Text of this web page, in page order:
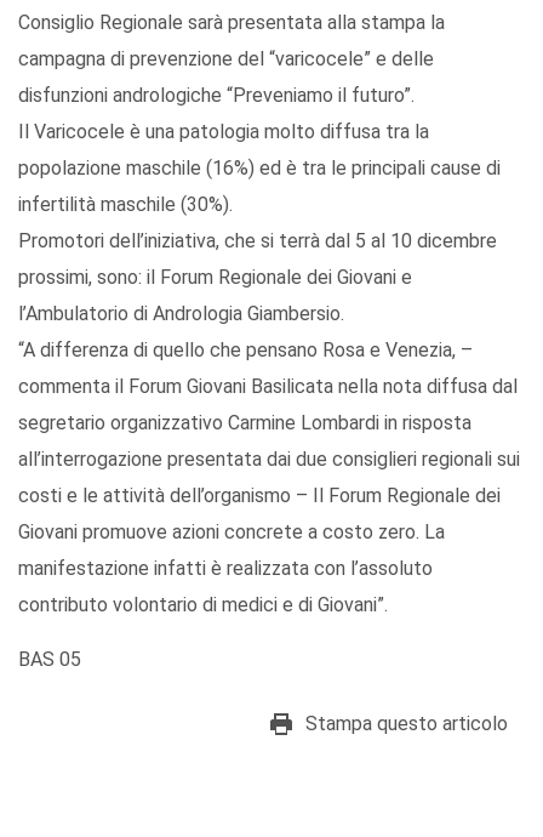
Consiglio Regionale sarà presentata alla stampa la
campagna di prevenzione del “varicocele” e delle
disfunzioni andrologiche “Preveniamo il futuro”.
Il Varicocele è una patologia molto diffusa tra la
popolazione maschile (16%) ed è tra le principali cause di
infertilità maschile (30%).
Promotori dell’iniziativa, che si terrà dal 5 al 10 dicembre
prossimi, sono: il Forum Regionale dei Giovani e
l’Ambulatorio di Andrologia Giambersio.
“A differenza di quello che pensano Rosa e Venezia, –
commenta il Forum Giovani Basilicata nella nota diffusa dal
segretario organizzativo Carmine Lombardi in risposta
all’interrogazione presentata dai due consiglieri regionali sui
costi e le attività dell’organismo – Il Forum Regionale dei
Giovani promuove azioni concrete a costo zero. La
manifestazione infatti è realizzata con l’assoluto
contributo volontario di medici e di Giovani”.
BAS 05
Stampa questo articolo